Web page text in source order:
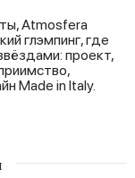
Atmosfera
глэмпинг, где
проект,
Made in Italy.